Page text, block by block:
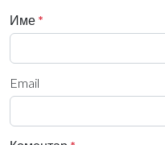
Име *
Email